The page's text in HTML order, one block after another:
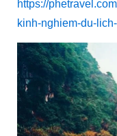
https://
kinh-nghiem-du-